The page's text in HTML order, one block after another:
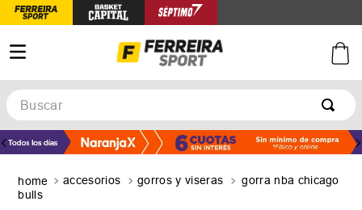
Buscar
TÉRMINOS MÁS BUSCADOS
2.
accesorios gorros y viseras
gorra nba chicago
bulls